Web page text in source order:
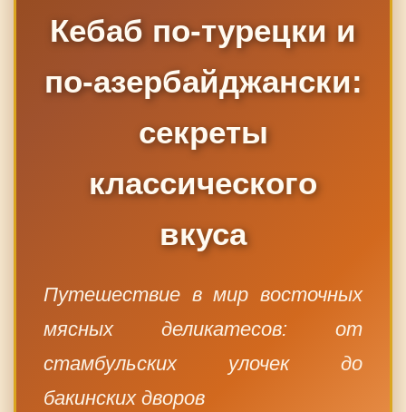
Кебаб по-турецки и
по-азербайджански:
секреты
классического
вкуса
Путешествие в мир восточных
мясных деликатесов: от
стамбульских улочек до
бакинских дворов